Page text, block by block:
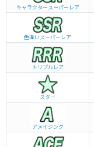
キャラクタースーパーレア
色違いスーパーレア
トリプルレア
スター
アメイジング